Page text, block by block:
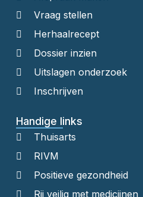
Vraag stellen
Herhaalrecept
Dossier inzien
Uitslagen onderzoek
Inschrijven
Handige links
Thuisarts
RIVM
Positieve gezondheid
Rij veilig met medicijnen